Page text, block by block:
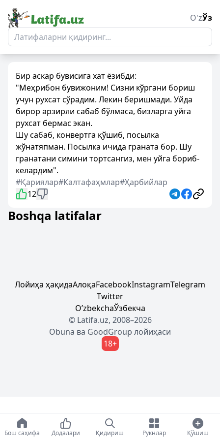
O'zЎз
Бир аскар бувисига хат ёзибди:
"Меҳрибон бувижоним! Сизни кўргани бориш
учун рухсат сўрадим. Лекин беришмади. Уйда
бирор арзирли сабаб бўлмаса, бизларга уйга
рухсат бермас экан.
Шу сабаб, конвертга қўшиб, посылка
жўнатяпман. Посылка ичида граната бор. Шу
гранатани симини тортсангиз, мен уйга бориб-
келардим".
#Қариялар#Калтафаҳмлар#Ҳарбийлар
12
Boshqa latifalar
Лойиҳа ҳақидаАлоқаFacebookInstagramTelegram
Twitter
OʼzbekchaЎзбекча
© Latifa.uz, 2008–2026
Obuna ва GoodGroup лойиҳаси
18+
Бош саҳифа Додалари Қидириш Рукнлар Қўшиш